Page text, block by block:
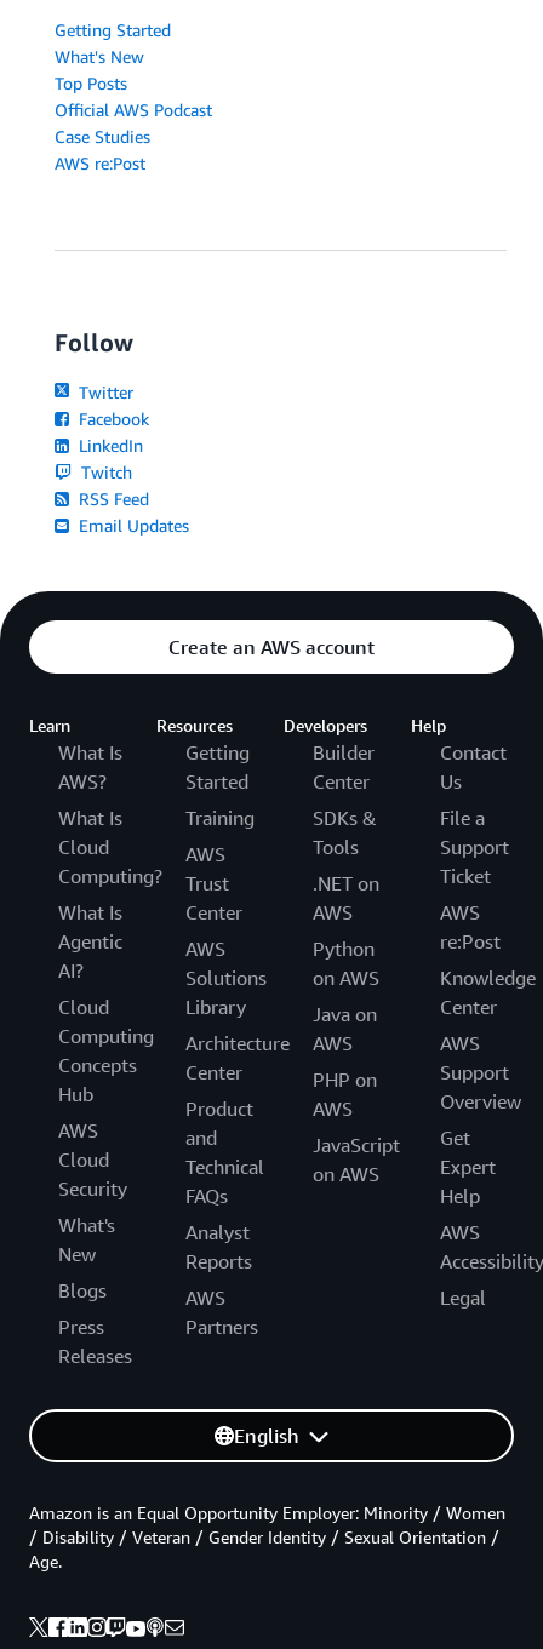
Getting Started
What's New
Top Posts
Official AWS Podcast
Case Studies
AWS re:Post
Follow
Twitter
Facebook
LinkedIn
Twitch
RSS Feed
Email Updates
Create an AWS account
Learn
What Is
AWS?
What Is
Cloud
Computing?
What Is
Agentic
AI?
Cloud
Computing
Concepts
Hub
AWS
Cloud
Security
What's
New
Blogs
Press
Releases
Resources
Getting
Started
Training
AWS
Trust
Center
AWS
Solutions
Library
Architecture
Center
Product
and
Technical
FAQs
Analyst
Reports
AWS
Partners
Developers
Builder
Center
SDKs &
Tools
.NET on
AWS
Python
on AWS
Java on
AWS
PHP on
AWS
JavaScript
on AWS
Help
Contact
Us
File a
Support
Ticket
AWS
re:Post
Knowledge
Center
AWS
Support
Overview
Get
Expert
Help
AWS
Accessibility
Legal
English
Amazon is an Equal Opportunity Employer: Minority / Women
/ Disability / Veteran / Gender Identity / Sexual Orientation /
Age.